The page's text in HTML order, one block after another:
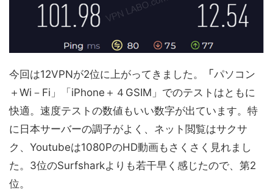
今回は12VPNが2位に上がってきました。 「 パソコン
＋Wi－Fi」「iPhone＋４GSIM」でのテストはともに
快適。速度テストの数値もいい数字が出ています。特
に日本サーバーの調子がよく、ネット閲覧はサクサ
ク、Youtubeは1080PのHD動画もさくさく見れまし
た。3位のSurfsharkよりも若干早く感じたので、第2
位。